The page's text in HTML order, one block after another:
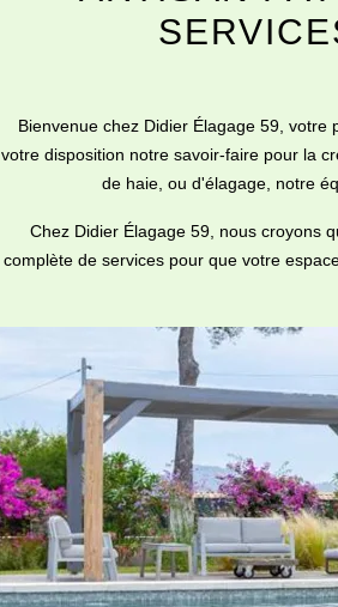
Bienvenue chez Didier Élagage 59,
votre disposition notre savoir-faire pour la
de haie, ou d'élagage, notre
Chez Didier Élagage 59, nous croyons
complète de services pour que votre